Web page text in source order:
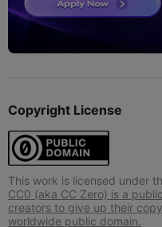
Copyright License
This work is licensed under
CC0 (aka CC Zero) is a
creators to give up their
worldwide public domain.